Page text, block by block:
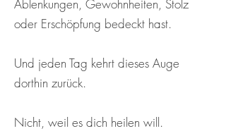
Ablenkungen, Gewohnheiten, Stolz
oder Erschöpfung bedeckt hast.
Und jeden Tag kehrt dieses Auge
dorthin zurück.
Nicht, weil es dich heilen will.